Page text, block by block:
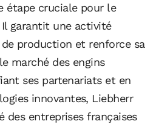
étape cruciale pour le
garantit une activité
production et renforce sa
marché des engins
ses partenariats et en
innovantes, Liebherr
entreprises françaises